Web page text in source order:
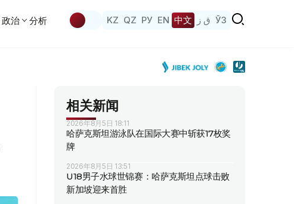
政治 分析 KZ QZ РУ EN 中文 ق ز ЎЗ
相关新闻
2026年8月5日 18:11
哈萨克斯坦游泳队在国际大赛中斩获17枚奖
牌
2026年8月5日 13:51
U18男子水球世锦赛：哈萨克斯坦点球击败
新加坡迎来首胜